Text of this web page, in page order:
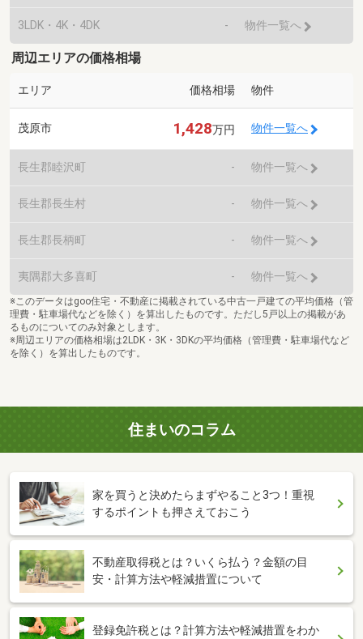
3LDK・4K・4DK - 物件一覧へ
周辺エリアの価格相場
エリア 価格相場 物件
茂原市 1,428万円 物件一覧へ
長生郡睦沢町 - 物件一覧へ
長生郡長生村 - 物件一覧へ
長生郡長柄町 - 物件一覧へ
夷隅郡大多喜町 - 物件一覧へ
※このデータはgoo住宅・不動産に掲載されている中古一戸建ての平均価格（管
理費・駐車場代などを除く）を算出したものです。ただし5戸以上の掲載があ
るものについてのみ対象とします。
※周辺エリアの価格相場は2LDK・3K・3DKの平均価格（管理費・駐車場代など
を除く）を算出したものです。
住まいのコラム
家を買うと決めたらまずやること3つ！重視
するポイントも押さえておこう
不動産取得税とは？いくら払う？金額の目
安・計算方法や軽減措置について
登録免許税とは？計算方法や軽減措置をわか